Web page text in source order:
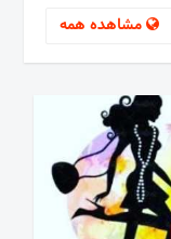
مشاهده همه